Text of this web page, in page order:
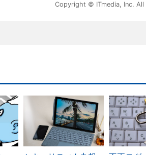
Copyright © ITmedia, Inc. All